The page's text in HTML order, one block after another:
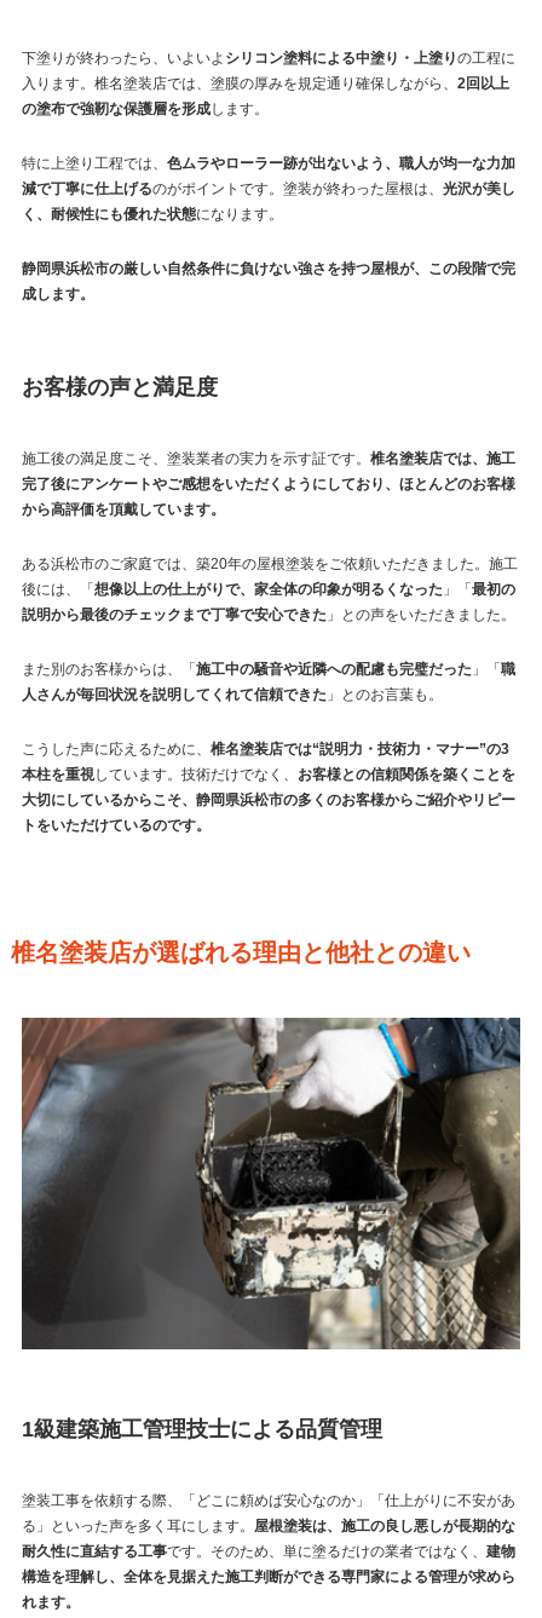
下塗りが終わったら、いよいよ シリコン塗料による中塗り・上塗りの工程に
入ります。椎名塗装店では、塗膜の厚みを規定通り確保しながら、 2回以上
の塗布で強靭な保護層を形成します。
特に上塗り工程では、 色ムラやローラー跡が出ないよう、職人が均一な力加
減で丁寧に仕上げるのがポイントです。塗装が終わった屋根は、 光沢が美し
く、耐候性にも優れた状態になります。
静岡県浜松市の厳しい自然条件に負けない強さを持つ屋根が、この段階で完
成します。
お客様の声と満足度
施工後の満足度こそ、塗装業者の実力を示す証です。 椎名塗装店では、施工
完了後にアンケートやご感想をいただくようにしており、ほとんどのお客様
から高評価を頂戴しています。
ある浜松市のご家庭では、築20年の屋根塗装をご依頼いただきました。施工
後には、「想像以上の仕上がりで、家全体の印象が明るくなった 」「最初の
説明から最後のチェックまで丁寧で安心できた 」との声をいただきました。
また別のお客様からは、「施工中の騒音や近隣への配慮も完璧だった 」「職
人さんが毎回状況を説明してくれて信頼できた 」とのお言葉も。
こうした声に応えるために、 椎名塗装店では“説明力・技術力・マナー”の3
本柱を重視しています。技術だけでなく、 お客様との信頼関係を築くことを
大切にしているからこそ、静岡県浜松市の多くのお客様からご紹介やリピー
トをいただけているのです。
椎名塗装店が選ばれる理由と他社との違い
1級建築施工管理技士による品質管理
塗装工事を依頼する際、「どこに頼めば安心なのか」「仕上がりに不安があ
る」といった声を多く耳にします。 屋根塗装は、施工の良し悪しが長期的な
耐久性に直結する工事です。そのため、単に塗るだけの業者ではなく、 建物
構造を理解し、全体を見据えた施工判断ができる専門家による管理が求めら
れます。